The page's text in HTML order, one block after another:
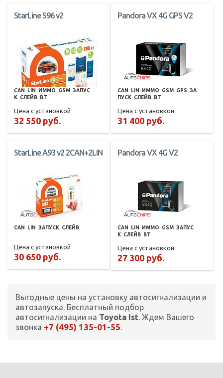
StarLine S96 v2
CAN LIN ИММО GSM ЗАПУС
К СЛЕЙВ BT
Цена с установкой
32 550 руб.
Pandora VX 4G GPS V2
CAN LIN ИММО GSM GPS ЗА
ПУСК СЛЕЙВ BT
Цена с установкой
31 400 руб.
StarLine A93 v2 2CAN+2LIN
CAN LIN ЗАПУСК СЛЕЙВ
Цена с установкой
30 650 руб.
Pandora VX 4G V2
CAN LIN ИММО GSM ЗАПУС
К СЛЕЙВ BT
Цена с установкой
27 300 руб.
Выгодные цены на установку автосигнализации и
автозапуска. Бесплатный подбор
автосигнализации на Toyota Ist. Ждем Вашего
звонка +7 (495) 135-01-55.